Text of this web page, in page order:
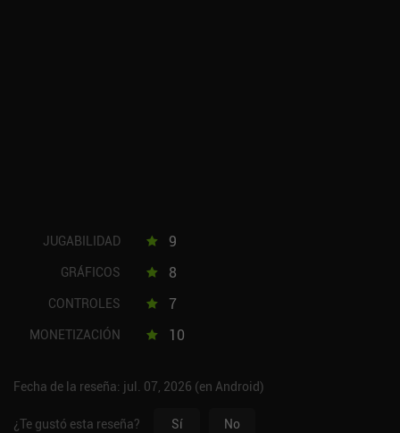
JUGABILIDAD 9
GRÁFICOS 8
CONTROLES 7
MONETIZACIÓN 10
Fecha de la reseña: jul. 07, 2026 (en Android)
¿Te gustó esta reseña? Sí No